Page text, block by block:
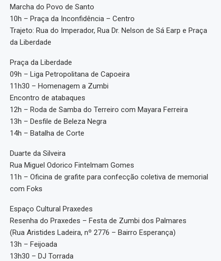
Marcha do Povo de Santo
10h – Praça da Inconfidência – Centro
Trajeto: Rua do Imperador, Rua Dr. Nelson de Sá Earp e Praça
da Liberdade
Praça da Liberdade
09h – Liga Petropolitana de Capoeira
11h30 – Homenagem a Zumbi
Encontro de atabaques
12h – Roda de Samba do Terreiro com Mayara Ferreira
13h – Desfile de Beleza Negra
14h – Batalha de Corte
Duarte da Silveira
Rua Miguel Odorico Fintelmam Gomes
11h – Oficina de grafite para confecção coletiva de memorial
com Foks
Espaço Cultural Praxedes
Resenha do Praxedes – Festa de Zumbi dos Palmares
(Rua Aristides Ladeira, nº 2776 – Bairro Esperança)
13h – Feijoada
13h30 – DJ Torrada